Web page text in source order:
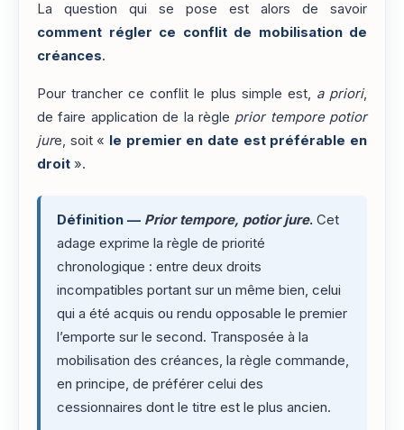
La question qui se pose est alors de savoir
comment régler ce conflit de mobilisation de
créances.
Pour trancher ce conflit le plus simple est, a priori,
de faire application de la règle prior tempore potior
jure, soit «
le premier en date est préférable en
droit ».
Définition — Prior tempore, potior jure. Cet
adage exprime la règle de priorité
chronologique : entre deux droits
incompatibles portant sur un même bien, celui
qui a été acquis ou rendu opposable le premier
l’emporte sur le second. Transposée à la
mobilisation des créances, la règle commande,
en principe, de préférer celui des
cessionnaires dont le titre est le plus ancien.